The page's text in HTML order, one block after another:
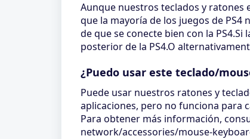
Aunque nuestros teclados y ratones
que la mayoría de los juegos de PS4
de que se conecte bien con la
posterior de la PS4.O
¿Puedo usar este teclado/
Puede usar nuestros ratones y
aplicaciones, pero no funciona para
Para obtener más información,
network/accessories/mouse-